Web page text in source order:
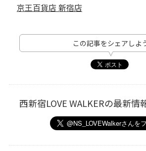
京王百貨店 新宿店
この記事をシェアしよ
西新宿LOVE WALKERの最新情